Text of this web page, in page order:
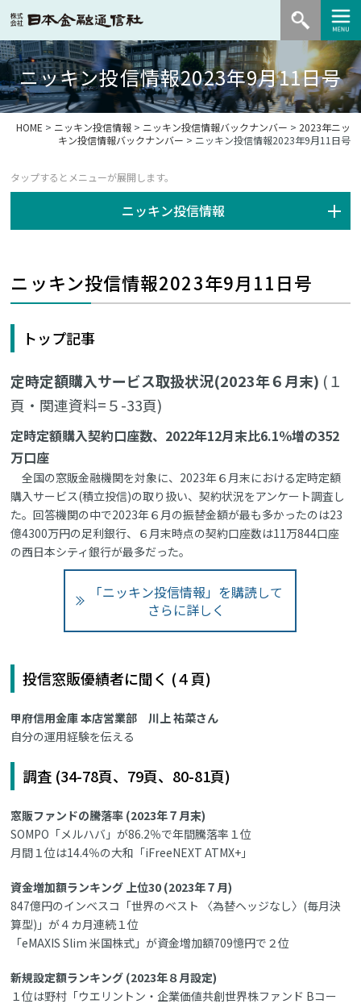
ニッキン投信情報2023年9月11日号
HOME > ニッキン投信情報> ニッキン投信情報バックナンバー > 2023年ニッ
キン投信情報バックナンバー > ニッキン投信情報2023年9月11日号
ニッキン投信情報
ニッキン投信情報2023年9月11日号
トップ記事
定時定額購入サービス取扱状況(2023年６月末) (１
頁・関連資料=５-33頁)
定時定額購入契約口座数、2022年12月末比6.1％増の352
万口座
全国の窓販金融機関を対象に、2023年６月末における定時定額
購入サービス(積立投信)の取り扱い、契約状況をアンケート調査し
た。回答機関の中で2023年６月の振替金額が最も多かったのは23
億4300万円の足利銀行、６月末時点の契約口座数は11万844口座
の西日本シティ銀行が最多だった。
「ニッキン投信情報」を購読して
さらに詳しく
投信窓販優績者に聞く (４頁)
甲府信用金庫 本店営業部 川上 祐菜さん
自分の運用経験を伝える
調査 (34-78頁、79頁、80-81頁)
窓販ファンドの騰落率 (2023年７月末)
SOMPO「メルハバ」が86.2％で年間騰落率１位
月間１位は14.4％の大和「iFreeNEXT ATMX+」
資金増加額ランキング 上位30 (2023年７月)
847億円のインベスコ「世界のベスト 〈為替ヘッジなし〉(毎月決
算型)」が４カ月連続１位
「eMAXIS Slim 米国株式」が資金増加額709憶円で２位
新規設定額ランキング (2023年８月設定)
１位は野村「ウエリントン・企業価値共創世界株ファンド Bコー